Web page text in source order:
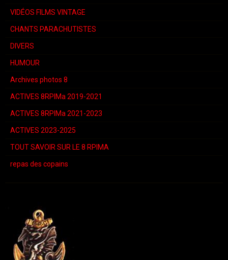
VIDÉOS FILMS VINTAGE
CHANTS PARACHUTISTES
DIVERS
HUMOUR
Archives photos 8
ACTIVES 8RPIMa 2019-2021
ACTIVES 8RPIMa 2021-2023
ACTIVES 2023-2025
TOUT SAVOIR SUR LE 8 RPIMA
repas des copains